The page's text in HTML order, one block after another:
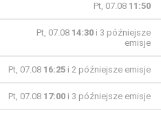
Pt, 07.08 11:50
Pt, 07.08 14:30 i 3 późniejsze
emisje
Pt, 07.08 16:25 i 2 późniejsze emisje
Pt, 07.08 17:00 i 3 późniejsze emisje